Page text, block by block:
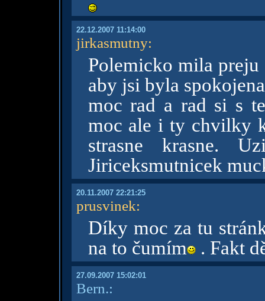
22.12.2007 11:14:00
jirkasmutny:
Polemicko mila
aby jsi byla
moc rad a rad si s
moc ale i ty chvilky
strasne krasne.
Jiriceksmutnicek
20.11.2007 22:21:25
prusvinek:
Díky moc za tu
na to čumím . Fakt
27.09.2007 15:02:01
Bern.: